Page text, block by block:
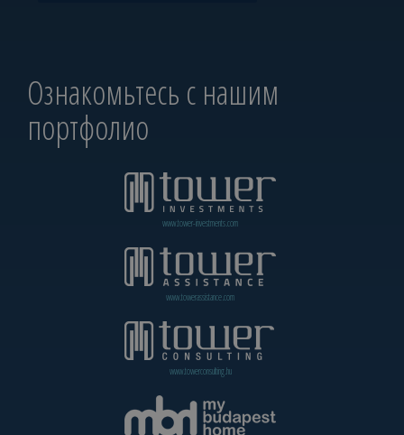
Ознакомьтесь с нашим
портфолио
www.tower-investments.com
www.towerassistance.com
www.towerconsulting.hu